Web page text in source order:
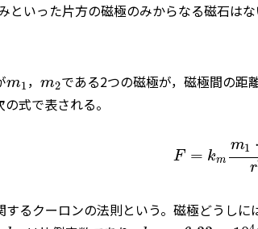
といった片方の磁極のみからなる磁石は
m1 ，m2である2つの磁極が，磁極間の距
の式で表される。
F = km
m1 ⋅
r
するクーロンの法則という。磁極どうし